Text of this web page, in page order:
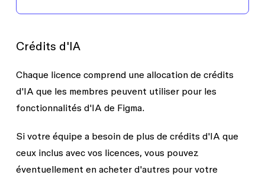
Crédits d'IA
Chaque licence comprend une allocation de crédits
d'IA que les membres peuvent utiliser pour les
fonctionnalités d'IA de Figma.
Si votre équipe a besoin de plus de crédits d'IA que
ceux inclus avec vos licences, vous pouvez
éventuellement en acheter d'autres pour votre